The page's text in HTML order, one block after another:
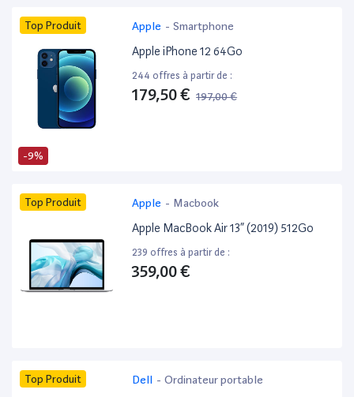
-9%
Top Produit Apple - Smartphone
Apple iPhone 12 64Go
244 offres à partir de :
179,50 € 197,00 €
Top Produit Apple - Macbook
Apple MacBook Air 13” (2019) 512Go
239 offres à partir de :
359,00 €
Top Produit Dell - Ordinateur portable